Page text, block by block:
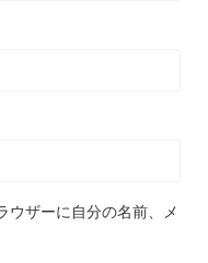
ウザーに自分の名前、メ